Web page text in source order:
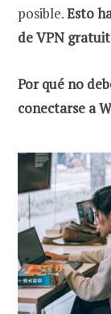
posible.Esto
de VPN
Por qué no
conectarse a